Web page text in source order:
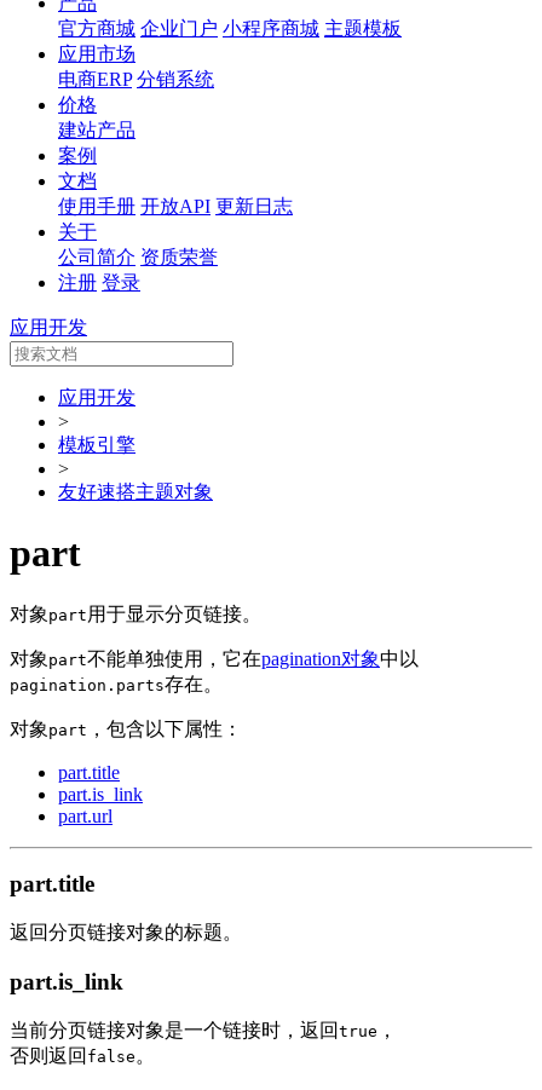
官方商城 企业门户 小程序商城 主题模板
应用市场
电商ERP 分销系统
价格
建站产品
案例
文档
使用手册 开放API 更新日志
关于
公司简介 资质荣誉
注册 登录
应用开发
应用开发
>
模板引擎
>
友好速搭主题对象
part
对象 part 用于显示分页链接。
对象 part不能单独使用，它在pagination对象中以
pagination.parts存在。
对象 part ，包含以下属性：
part.title
part.is_link
part.url
part.title
返回分页链接对象的标题。
part.is_link
当前分页链接对象是一个链接时，返回 true ，
否则返回 false 。